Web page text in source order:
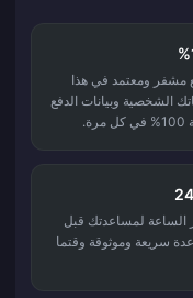
مشفر ومعتمد في هذا
الشخصية وبيانات الدفع
الساعة لمساعدتك قبل
سريعة وموثوقة وقتما